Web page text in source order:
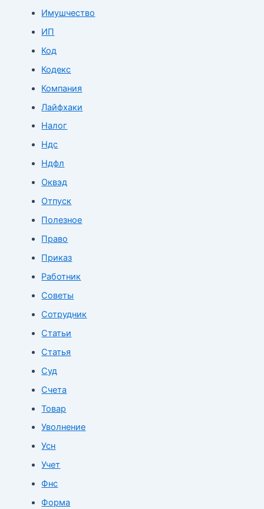
Имушчество
ИП
Код
Кодекс
Компания
Лайфхаки
Налог
Ндс
Ндфл
Оквэд
Отпуск
Полезное
Право
Приказ
Работник
Советы
Сотрудник
Статьи
Статья
Суд
Счета
Товар
Уволнение
Усн
Учет
Фнс
Форма